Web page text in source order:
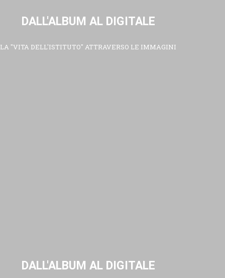
DALL'ALBUM AL DIGITALE
LA "VITA DELL'ISTITUTO" ATTRAVERSO LE IMMAGINI
DALL'ALBUM AL DIGITALE